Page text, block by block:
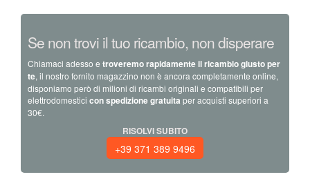
Se non trovi il tuo ricambio, non disperare
Chiamaci adesso e troveremo rapidamente il ricambio giusto per
te, il nostro fornito magazzino non è ancora completamente online,
disponiamo però di milioni di ricambi originali e compatibili per
elettrodomestici con spedizione gratuita per acquisti superiori a
30€.
RISOLVI SUBITO
+39 371 389 9496